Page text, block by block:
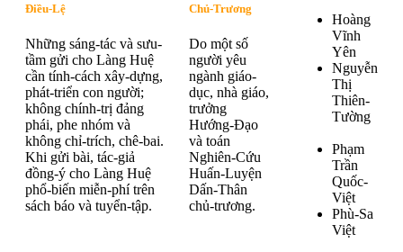
Điều-Lệ
Những sáng-tác và sưu-
tầm gửi cho Làng Huệ
cần tính-cách xây-dựng,
phát-triển con người;
không chính-trị đảng
phái, phe nhóm và
không chỉ-trích, chê-bai.
Khi gửi bài, tác-giả
đồng-ý cho Làng Huệ
phổ-biến miễn-phí trên
sách báo và tuyển-tập.
Chủ-Trương
Do một số
người yêu
ngành giáo-
dục, nhà giáo,
trưởng
Hướng-Đạo
và toán
Nghiên-Cứu
Huấn-Luyện
Dấn-Thân
chủ-trương.
Hoàng
Vĩnh
Yên
Nguyễn
Thị
Thiên-
Tường
Phạm
Trần
Quốc-
Việt
Phù-Sa
Việt